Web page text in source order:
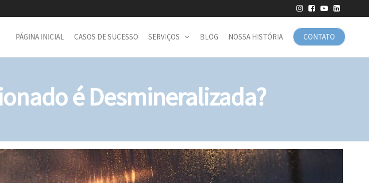
CONTATO
PÁGINA INICIAL CASOS DE SUCESSO SERVIÇOS BLOG NOSSA HISTÓRIA
é Desmineralizada?